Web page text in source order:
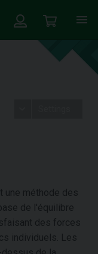
une méthode des
de l'équilibre
des forces
individuels. Les